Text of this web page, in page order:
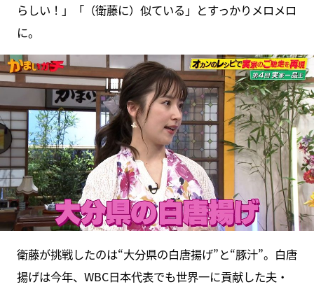
らしい！」「（衛藤に）似ている」とすっかりメロメロ
に。
衛藤が挑戦したのは“大分県の白唐揚げ”と“豚汁”。白唐
揚げは今年、WBC日本代表でも世界一に貢献した夫・